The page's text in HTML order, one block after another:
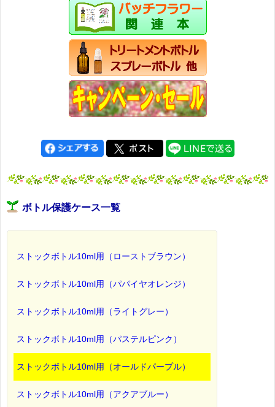
ボトル保護ケース一覧
ストックボトル10ml用（ローストブラウン）
ストックボトル10ml用（パパイヤオレンジ）
ストックボトル10ml用（ライトグレー）
ストックボトル10ml用（パステルピンク）
ストックボトル10ml用（オールドパープル）
ストックボトル10ml用（アクアブルー）